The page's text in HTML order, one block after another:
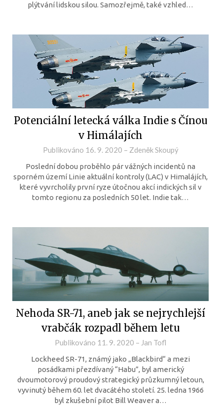
plýtvání lidskou silou. Samozřejmě, také vzhled…
Potenciální letecká válka Indie s Čínou
v Himálajích
Publikováno 16. 9. 2020 – Zdeněk Skoupý
Poslední dobou proběhlo pár vážných incidentů na
sporném území Linie aktuální kontroly (LAC) v Himalájích,
které vyvrcholily první ryze útočnou akcí indických sil v
tomto regionu za posledních 50 let. Indie tak…
Nehoda SR-71, aneb jak se nejrychlejší
vrabčák rozpadl během letu
Publikováno 11. 9. 2020 – Jan Tofl
Lockheed SR-71, známý jako „Blackbird“ a mezi
posádkami přezdívaný “Habu”, byl americký
dvoumotorový proudový strategický průzkumný letoun,
vyvinutý během 60. let dvacátého století. 25. ledna 1966
byl zkušební pilot Bill Weaver a…